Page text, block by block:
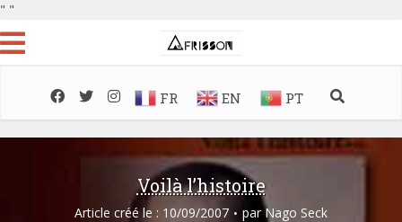
" "
FR EN PT
Voilà l’histoire
Article créé le : 10/09/2007 par Nago Seck